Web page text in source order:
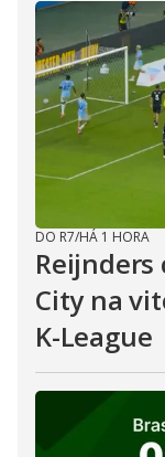
DO R7/HÁ 1 HORA
Reijnders
City na
K-League